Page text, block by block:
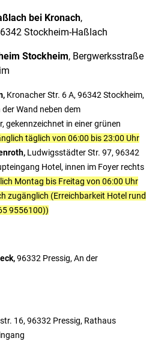
bei Kronach,
Stockheim-Haßlach
Stockheim, Bergwerksstraße
Kronacher Str. 6 A, 96342 Stockheim,
der Wand neben dem
gekennzeichnet in einer grünen
täglich von 06:00 bis 23:00 Uhr
Ludwigsstädter Str. 97, 96342
Hotel, innen im Foyer rechts
Montag bis Freitag von 06:00 Uhr
zugänglich (Erreichbarkeit Hotel rund
9556100))
96332 Pressig, An der
16, 96332 Pressig, Rathaus